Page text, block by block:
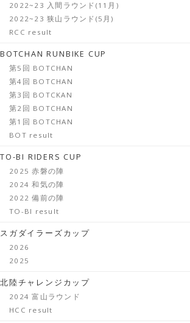
2022~23 入間ラウンド(11月)
2022~23 狭山ラウンド(5月)
RCC result
BOTCHAN RUNBIKE CUP
第5回 BOTCHAN
第4回 BOTCHAN
第3回 BOTCKAN
第2回 BOTCHAN
第1回 BOTCHAN
BOT result
TO-BI RIDERS CUP
2025 赤磐の陣
2024 和気の陣
2022 備前の陣
TO-BI result
スガダイラーズカップ
2026
2025
北陸チャレンジカップ
2024 富山ラウンド
HCC result